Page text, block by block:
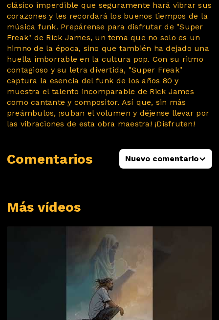
Más vídeos
clásico imperdible que seguramente hará vibrar sus
corazones y les recordará los buenos tiempos de la
música funk. Prepárense para disfrutar de "Super
Freak" de Rick James, un tema que no solo es un
himno de la época, sino que también ha dejado una
huella imborrable en la cultura pop. Con su ritmo
contagioso y su letra divertida, "Super Freak"
captura la esencia del funk de los años 80 y
muestra el talento incomparable de Rick James
como cantante y compositor. Así que, sin más
preámbulos, ¡suban el volumen y déjense llevar por
las vibraciones de esta obra maestra! ¡Disfruten!
Comentarios Nuevo comentario